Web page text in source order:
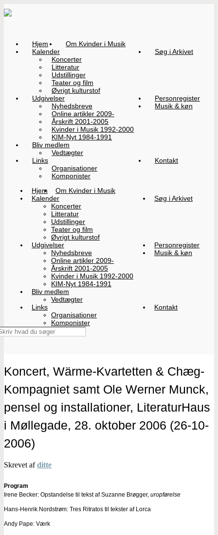
Hjem
Om Kvinder i Musik
Kalender
Koncerter
Litteratur
Udstillinger
Teater og film
Øvrigt kulturstof
Søg i Arkivet
Udgivelser
Nyhedsbreve
Online artikler 2009-
Årskrift 2001-2005
Kvinder i Musik 1992-2000
KIM-Nyt 1984-1991
Personregister
Musik & køn
Bliv medlem
Vedtægter
Links
Organisationer
Komponister
Kontakt
Hjem
Om Kvinder i Musik
Kalender
Koncerter
Litteratur
Udstillinger
Teater og film
Øvrigt kulturstof
Søg i Arkivet
Udgivelser
Nyhedsbreve
Online artikler 2009-
Årskrift 2001-2005
Kvinder i Musik 1992-2000
KIM-Nyt 1984-1991
Personregister
Musik & køn
Bliv medlem
Vedtægter
Links
Organisationer
Komponister
Kontakt
Koncert, Wärme-Kvartetten & Chæg-
Kompagniet samt Ole Werner Munck,
pensel og installationer, LiteraturHaus
i Møllegade, 28. oktober 2006 (26-10-
2006)
Skrevet afditte
Program
Irene Becker: Opstandelse til tekst af Suzanne Brøgger, uropførelse
Hans-Henrik Nordstrøm: Tres Ritratos til tekster af Lorca
Andy Pape: Værk